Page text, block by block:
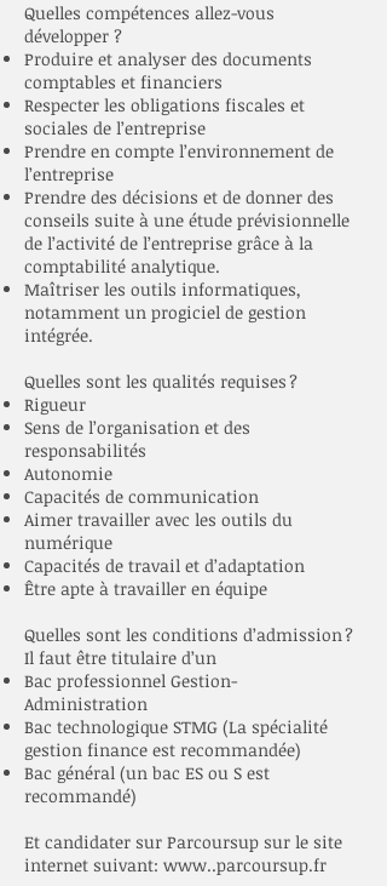
Quelles compétences allez-vous
développer ?
Produire et analyser des documents
comptables et financiers
Respecter les obligations fiscales et
sociales de l’entreprise
Prendre en compte l’environnement de
l’entreprise
Prendre des décisions et de donner des
conseils suite à une étude prévisionnelle
de l’activité de l’entreprise grâce à la
comptabilité analytique.
Maîtriser les outils informatiques,
notamment un progiciel de gestion
intégrée.
Quelles sont les qualités requises ?
Rigueur
Sens de l’organisation et des
responsabilités
Autonomie
Capacités de communication
Aimer travailler avec les outils du
numérique
Capacités de travail et d’adaptation
Être apte à travailler en équipe
Quelles sont les conditions d’admission ?
Il faut être titulaire d’un
Bac professionnel Gestion-
Administration
Bac technologique STMG (La spécialité
gestion finance est recommandée)
Bac général (un bac ES ou S est
recommandé)
Et candidater sur Parcoursup sur le site
internet suivant: www..parcoursup.fr